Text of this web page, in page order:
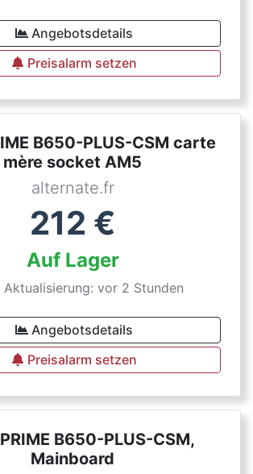
Angebotsdetails
Preisalarm setzen
B650-PLUS-CSM carte
mère socket AM5
alternate.fr
212 €
Auf Lager
vor 2 Stunden
Angebotsdetails
Preisalarm setzen
B650-PLUS-CSM,
Mainboard